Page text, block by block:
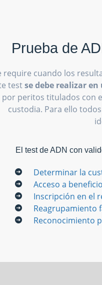
Prueba de
require cuando los
testse debe realizar
por peritos titulados con
custodia. Para ello
El test de ADN con
Determinar la
Acceso a
Inscripción en el
Reagrupamiento
Reconocimiento